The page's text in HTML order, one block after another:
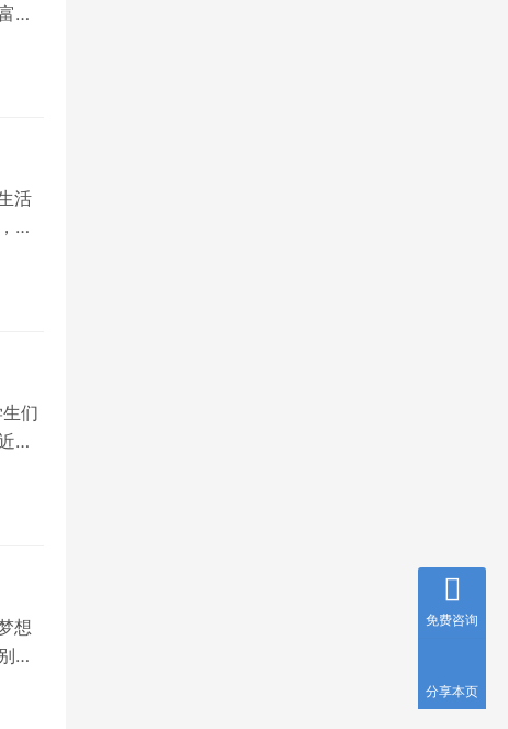
多
活
其
们
有
想
是
免费咨询
分享本页